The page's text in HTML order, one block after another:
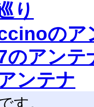
り
のア
アンテ
ンテナ
す。